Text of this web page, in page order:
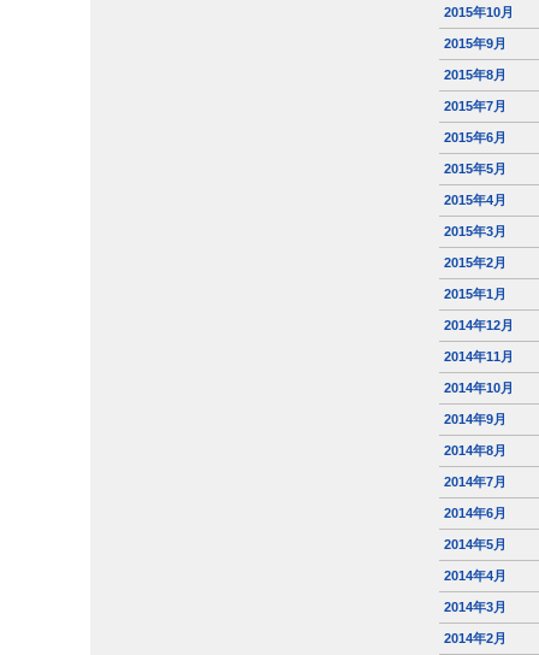
2015年10月
2015年9月
2015年8月
2015年7月
2015年6月
2015年5月
2015年4月
2015年3月
2015年2月
2015年1月
2014年12月
2014年11月
2014年10月
2014年9月
2014年8月
2014年7月
2014年6月
2014年5月
2014年4月
2014年3月
2014年2月